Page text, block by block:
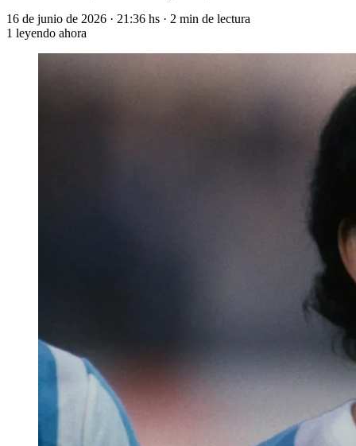
16 de junio de 2026 · 21:36 hs · 2 min de lectura
1 leyendo ahora